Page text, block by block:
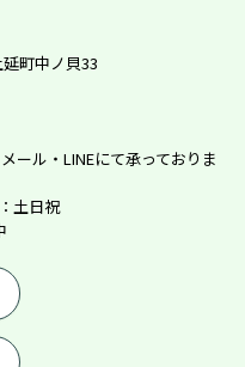
町中ノ貝33
ール・LINEにて承っておりま
土日祝